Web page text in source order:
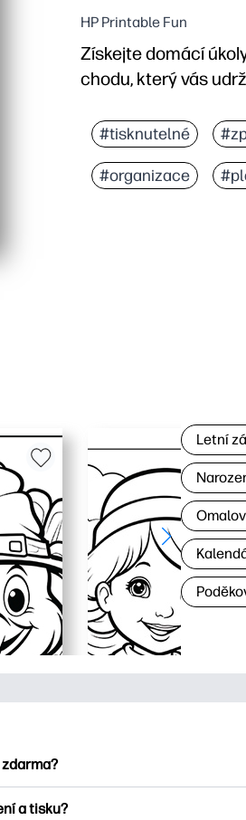
HP Printable Fun
Získejte domácí
chodu, který vás
Zero prep -
Týdenní přehled
Uspokojivé
#tisknutelné
#organizace
Letní
a tisku?